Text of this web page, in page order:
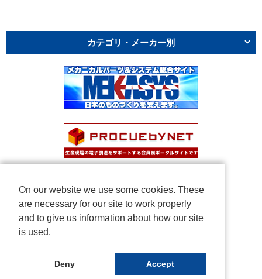
カテゴリ・メーカー別
On our website we use some cookies. These
are necessary for our site to work properly
and to give us information about how our site
is used.
Deny Accept